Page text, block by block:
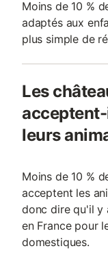
Moins de 10 %
adaptés aux
plus simple de
Les
leurs
Moins de 10 %
acceptent les
donc dire qu'il y
en France pour
domestiques.